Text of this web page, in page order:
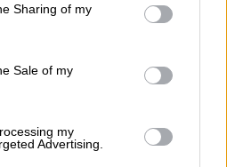
behaviour. You may click to
and its third-party tags to
purposes in below Google
Sharing of my
Sale of my
my
Advertising.
η ερμηνεία της
συγκινηθούν και
Παπουτσάκη
που δεν
δάκρυά της.